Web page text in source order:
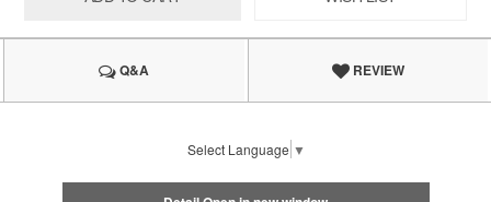
Q&A REVIEW
Select Language ▼